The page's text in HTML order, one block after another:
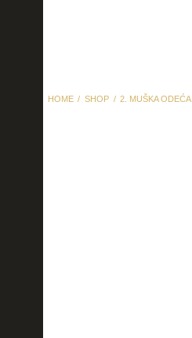
HOME SHOP 2. MUŠKA ODEĆA